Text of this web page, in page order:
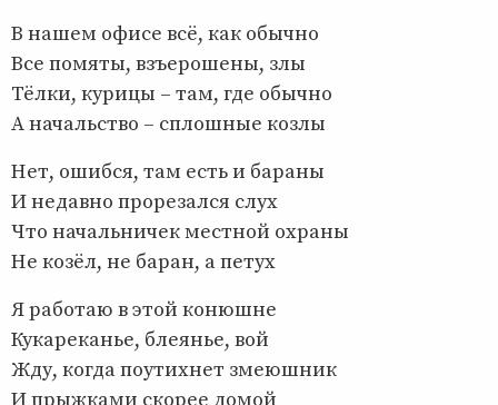
В нашем офисе всё, как обычно
Все помяты, взъерошены, злы
Тёлки, курицы – там, где обычно
А начальство – сплошные козлы
Нет, ошибся, там есть и бараны
И недавно прорезался слух
Что начальничек местной охраны
Не козёл, не баран, а петух
Я работаю в этой конюшне
Кукареканье, блеянье, вой
Жду, когда поутихнет змеюшник